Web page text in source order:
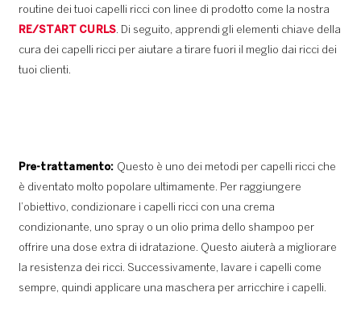
routine dei tuoi capelli ricci con linee di prodotto come la nostra
RE/START CURLS. Di seguito, apprendi gli elementi chiave della
cura dei capelli ricci per aiutare a tirare fuori il meglio dai ricci dei
tuoi clienti.
Pre-trattamento: Questo è uno dei metodi per capelli ricci che
è diventato molto popolare ultimamente. Per raggiungere
l’obiettivo, condizionare i capelli ricci con una crema
condizionante, uno spray o un olio prima dello shampoo per
offrire una dose extra di idratazione. Questo aiuterà a migliorare
la resistenza dei ricci. Successivamente, lavare i capelli come
sempre, quindi applicare una maschera per arricchire i capelli.